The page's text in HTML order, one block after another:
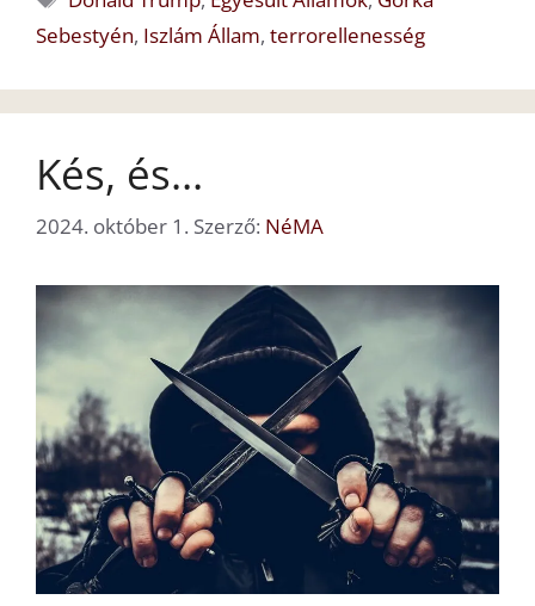
Sebestyén, Iszlám Állam, terrorellenesség
Kés, és…
2024. október 1. Szerző: NéMA